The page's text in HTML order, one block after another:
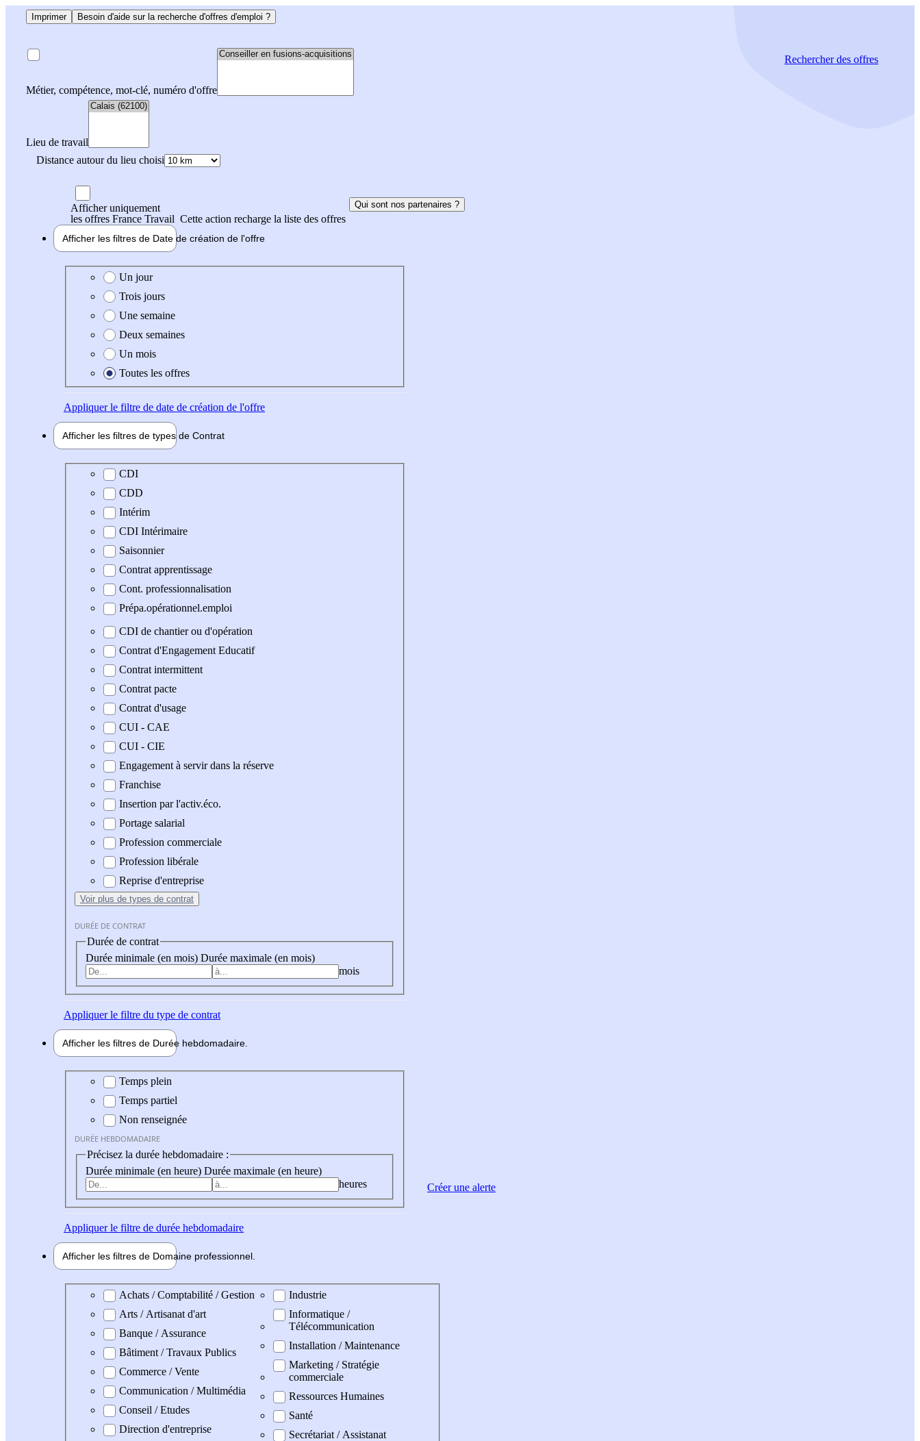
Imprimer Besoin d'aide sur la recherche d'offres d'emploi ?
Métier, compétence, mot-clé, numéro d'offre
Lieu de travail
Distance autour du lieu choisi
Rechercherdes offres
Afficher uniquement
les offres France Travail Cette action recharge la liste des offres
Qui sont nos partenaires ?
Afficher les filtres de Date de création de l'offre
Date de création de l'offre
Un jour
Trois jours
Une semaine
Deux semaines
Un mois
Toutes les offres
Appliquerle filtre de date de création de l'offre
Afficher les filtres de types de Contrat
Type de contrat
CDI
CDD
Intérim
CDI Intérimaire
Saisonnier
Contrat apprentissage
Cont. professionnalisation
Prépa.opérationnel.emploi
CDI de chantier ou d'opération
Contrat d'Engagement Educatif
Contrat intermittent
Contrat pacte
Contrat d'usage
CUI - CAE
CUI - CIE
Engagement à servir dans la réserve
Franchise
Insertion par l'activ.éco.
Portage salarial
Profession commerciale
Profession libérale
Reprise d'entreprise
Voir plus de types de contrat
DURÉE DE CONTRAT
Durée de contrat
Durée minimale (en mois) Durée maximale (en mois)
mois
Appliquerle filtre du type de contrat
Afficher les filtres de Durée hebdomadaire
Durée hebdomadaire
Temps plein
Temps partiel
Non renseignée
DURÉE HEBDOMADAIRE
Précisez la durée hebdomadaire :
Durée minimale (en heure) Durée maximale (en heure)
heures
Appliquerle filtre de durée hebdomadaire
Afficher les filtres de Domaine professionnel
Domaine professionel
Achats / Comptabilité / Gestion
Arts / Artisanat d'art
Banque / Assurance
Bâtiment / Travaux Publics
Commerce / Vente
Communication / Multimédia
Conseil / Etudes
Direction d'entreprise
Industrie
Informatique /
Télécommunication
Installation / Maintenance
Marketing / Stratégie
commerciale
Ressources Humaines
Santé
Secrétariat / Assistanat
Créer une alerte